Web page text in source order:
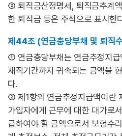
② 퇴직금산정명세, 퇴직금추계
한 퇴직금 등은 주석으로 표시한
제44조 (연금충당부채 및 퇴직
① 연금충당부채는 연금추정지
재직기간까지 귀속되는 금액을
다.
② 제1항의 연금추정지급액이란
가입자에게 근무에 대한 대가로
급하여야 할 금액으로서 보험수